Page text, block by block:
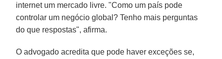
internet um mercado livre. "Como um país pode
controlar um negócio global? Tenho mais perguntas
do que respostas", afirma.
O advogado acredita que pode haver exceções se,